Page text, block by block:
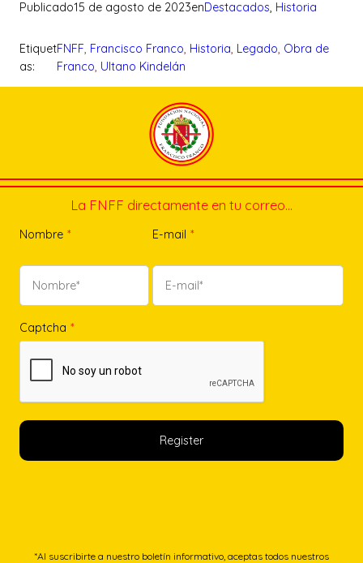
Publicado15 de agosto de 2023enDestacados, Historia
Etiquet
as:
FNFF, Francisco Franco, Historia, Legado, Obra de
Franco, Ultano Kindelán
La FNFF directamente en tu correo…
Nombre * E-mail *
Captcha *
*Al suscribirte a nuestro boletín informativo, aceptas todos nuestros